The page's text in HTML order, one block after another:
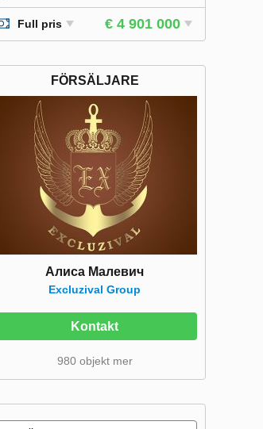
Full pris € 4 901 000
FÖRSÄLJARE
Алиса Малевич
Excluzival Group
Kontakt
980 objekt mer